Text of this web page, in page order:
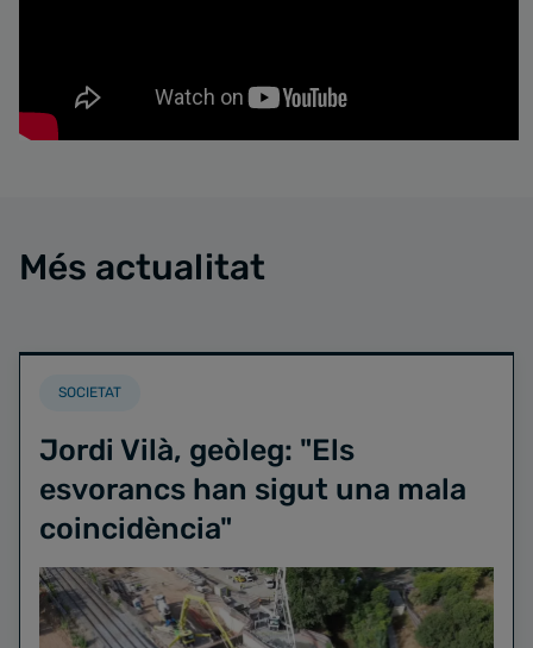
Més actualitat
SOCIETAT
Jordi Vilà, geòleg: "Els
esvorancs han sigut una mala
coincidència"